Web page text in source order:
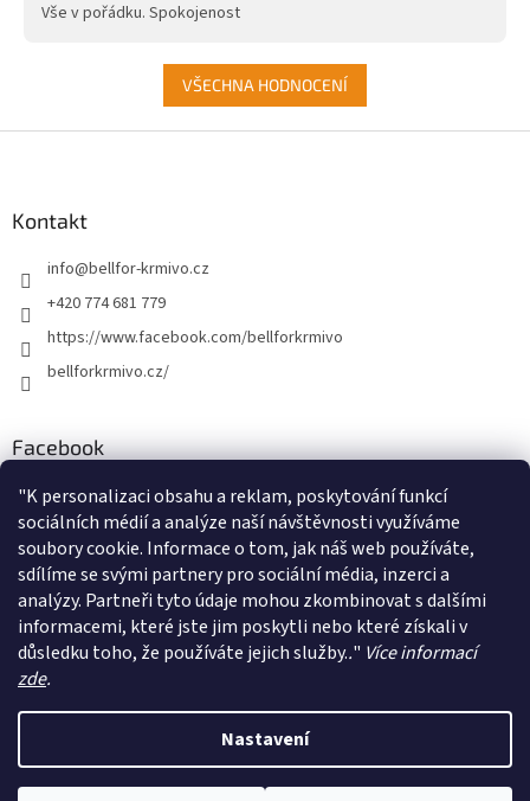
"K personalizaci obsahu a reklam, poskytování funkcí
sociálních médií a analýze naší návštěvnosti využíváme
soubory cookie. Informace o tom, jak náš web používáte,
sdílíme se svými partnery pro sociální média, inzerci a
analýzy. Partneři tyto údaje mohou zkombinovat s dalšími
informacemi, které jste jim poskytli nebo které získali v
důsledku toho, že používáte jejich služby.." Více informací
zde.
Nastavení
Vše v pořádku. Spokojenost
VŠECHNA HODNOCENÍ
Kontakt
info@bellfor-krmivo.cz
+420 774 681 779
https://www.facebook.com/bellforkrmivo
bellforkrmivo.cz/
Facebook
BELLFOR-KRMIVO
Instagram
Sledovat na Instagramu
Copyright 2026BELLFOR-KRMIVO. Všechna práva vyhrazena.